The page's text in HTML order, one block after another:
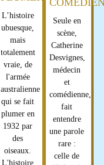
L’histoire
ubuesque
mais
totalement
vraie, de
l'armée
australienne
qui se fait
plumer en
1932 par
des
oiseaux.
L'histoire
Seule en
scène,
Catherine
Desvignes,
médecin
et
comédienne,
fait
entendre
une parole
rare :
celle de